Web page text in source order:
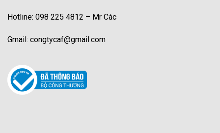
Hotline: 098 225 4812 – Mr Các
Gmail: congtycaf@gmail.com